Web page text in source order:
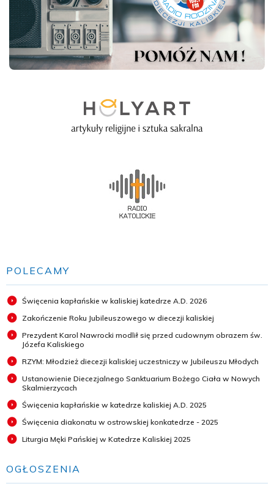
POLECAMY
Święcenia kapłańskie w kaliskiej katedrze A.D. 2026
Zakończenie Roku Jubileuszowego w diecezji kaliskiej
Prezydent Karol Nawrocki modlił się przed cudownym obrazem św.
Józefa Kaliskiego
RZYM: Młodzież diecezji kaliskiej uczestniczy w Jubileuszu Młodych
Ustanowienie Diecezjalnego Sanktuarium Bożego Ciała w Nowych
Skalmierzycach
Święcenia kapłańskie w katedrze kaliskiej A.D. 2025
Święcenia diakonatu w ostrowskiej konkatedrze - 2025
Liturgia Męki Pańskiej w Katedrze Kaliskiej 2025
OGŁOSZENIA